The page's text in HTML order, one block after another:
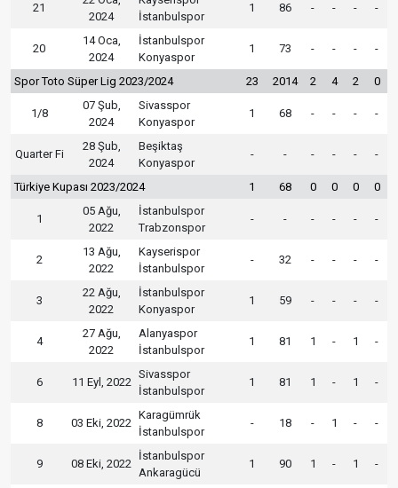
21
2024
İstanbulspor
1 86 - - - -
20
14 Oca,
2024
İstanbulspor
Konyaspor
1 73 - - - -
Spor Toto Süper Lig 2023/2024 23 2014 2 4 2 0
1/8
07 Şub,
2024
Sivasspor
Konyaspor
1 68 - - - -
Quarter Fi
28 Şub,
2024
Beşiktaş
Konyaspor
- - - - - -
Türkiye Kupası 2023/2024 1 68 0 0 0 0
1
05 Ağu,
2022
İstanbulspor
Trabzonspor
- - - - - -
2
13 Ağu,
2022
Kayserispor
İstanbulspor
- 32 - - - -
3
22 Ağu,
2022
İstanbulspor
Konyaspor
1 59 - - - -
4
27 Ağu,
2022
Alanyaspor
İstanbulspor
1 81 1 - 1 -
6 11 Eyl, 2022
Sivasspor
İstanbulspor
1 81 1 - 1 -
8 03 Eki, 2022
Karagümrük
İstanbulspor
- 18 - 1 - -
9 08 Eki, 2022
İstanbulspor
Ankaragücü
1 90 1 - 1 -